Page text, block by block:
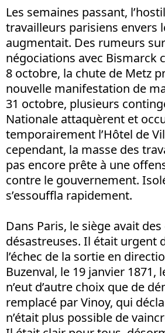
Les semaines passant,
travailleurs parisiens envers
augmentait. Des rumeurs
négociations avec Bismarck
8 octobre, la chute de Metz
nouvelle manifestation de
31 octobre, plusieurs
Nationale attaquèrent et
temporairement l’Hôtel de
cependant, la masse des
pas encore prête à une
contre le gouvernement.
s’essouffla rapidement.
Dans Paris, le siège avait
désastreuses. Il était urgent
l’échec de la sortie en
Buzenval, le 19 janvier 1871,
n’eut d’autre choix que de
remplacé par Vinoy, qui
n’était plus possible de